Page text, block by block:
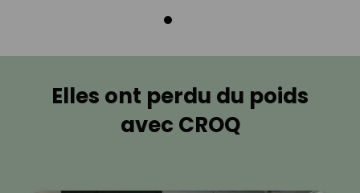
Elles ont perdu du poids
avec CROQ